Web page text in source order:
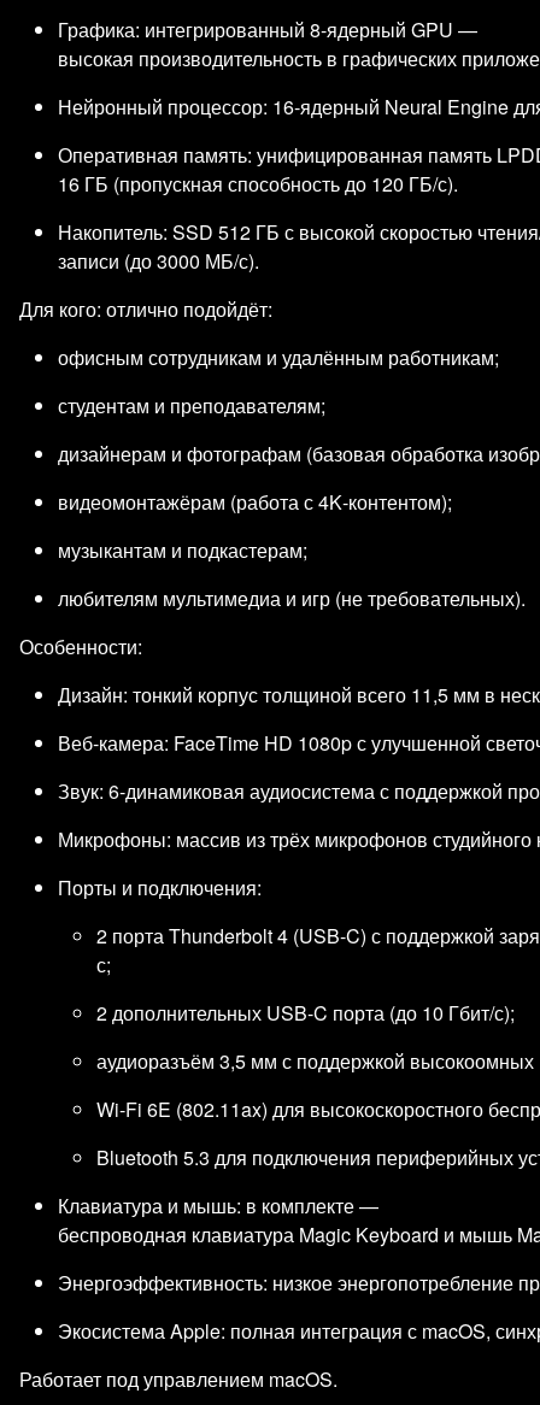
Графика: интегрированный 8‑ядерный GPU —
высокая производительность в графических
Нейронный процессор: 16‑ядерный Neural Engine
Оперативная память: унифицированная память
16 ГБ (пропускная способность до 120 ГБ/с).
Накопитель: SSD 512 ГБ с высокой скоростью
записи (до 3000 МБ/с).
Для кого: отлично подойдёт:
офисным сотрудникам и удалённым работникам;
студентам и преподавателям;
дизайнерам и фотографам (базовая обработка
видеомонтажёрам (работа с 4K‑контентом);
музыкантам и подкастерам;
любителям мультимедиа и игр (не требовательных).
Особенности:
Дизайн: тонкий корпус толщиной всего 11,5 мм в
Веб‑камера: FaceTime HD 1080p с улучшенной
Звук: 6‑динамиковая аудиосистема с поддержкой
Микрофоны: массив из трёх микрофонов студийного
Порты и подключения:
2 порта Thunderbolt 4 (USB‑C) с поддержкой
с;
2 дополнительных USB‑C порта (до 10 Гбит/с);
аудиоразъём 3,5 мм с поддержкой
Wi‑Fi 6E (802.11ax) для высокоскоростного
Bluetooth 5.3 для подключения периферийных
Клавиатура и мышь: в комплекте —
беспроводная клавиатура Magic Keyboard и мышь
Энергоэффективность: низкое энергопотребление
Экосистема Apple: полная интеграция с macOS,
Работает под управлением macOS.